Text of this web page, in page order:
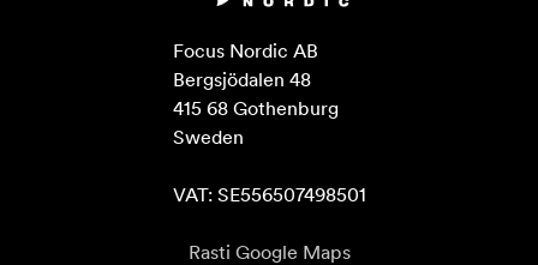
Focus Nordic AB
Bergsjödalen 48
415 68 Gothenburg
Sweden
VAT: SE556507498501
Rasti Google Maps